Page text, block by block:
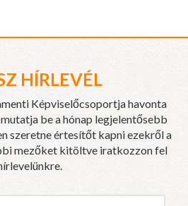
HÍRLEVÉL
Képviselőcsoportja havonta
be a hónap legjelentősebb
szeretne értesítőt kapni ezekről a
mezőket kitöltve iratkozzon fel